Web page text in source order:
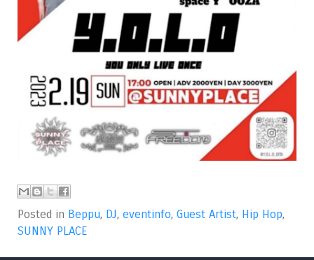
Posted in Beppu, DJ, eventinfo, Guest Artist, Hip Hop,
SUNNY PLACE